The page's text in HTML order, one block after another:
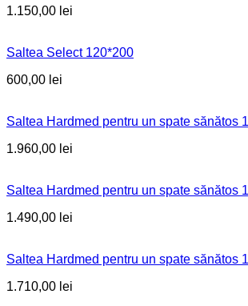
1.150,00 lei
Saltea Select 120*200
600,00 lei
Saltea Hardmed pentru un spate sănătos
1.960,00 lei
Saltea Hardmed pentru un spate sănătos
1.490,00 lei
Saltea Hardmed pentru un spate sănătos
1.710,00 lei